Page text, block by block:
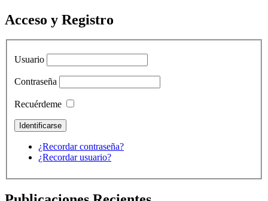
Acceso y Registro
Usuario
Contraseña
Recuérdeme
¿Recordar contraseña?
¿Recordar usuario?